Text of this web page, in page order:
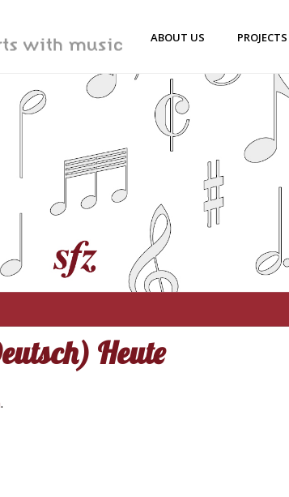
ABOUT US PROJECTS
Heute
.